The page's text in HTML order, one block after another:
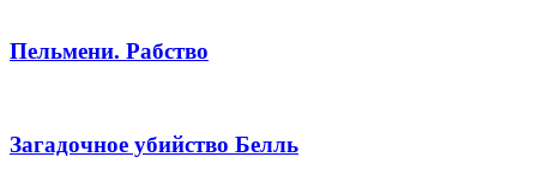
Пельмени. Рабство
Загадочное убийство Белль